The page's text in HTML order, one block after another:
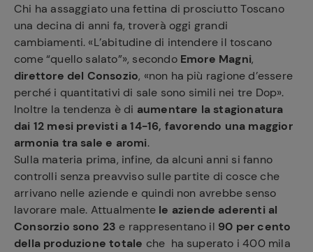
Chi ha assaggiato una fettina di prosciutto Toscano
una decina di anni fa, troverà oggi grandi
cambiamenti. «L’abitudine di intendere il toscano
come “quello salato”», secondo Emore Magni,
direttore del Consozio, «non ha più ragione d’essere
perché i quantitativi di sale sono simili nei tre Dop».
Inoltre la tendenza è di aumentare la stagionatura
dai 12 mesi previsti a 14-16, favorendo una maggior
armonia tra sale e aromi.
Sulla materia prima, infine, da alcuni anni si fanno
controlli senza preavviso sulle partite di cosce che
arrivano nelle aziende e quindi non avrebbe senso
lavorare male. Attualmente le aziende aderenti al
Consorzio sono 23 e rappresentano il 90 per cento
della produzione totale che ha superato i 400 mila